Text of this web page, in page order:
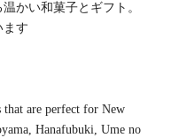
かい和菓子とギフト。
ます
that are perfect for New
Hanafubuki, Ume no